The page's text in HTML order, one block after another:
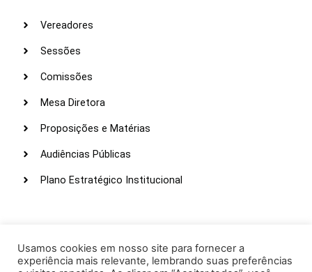
Vereadores
Sessões
Comissões
Mesa Diretora
Proposições e Matérias
Audiências Públicas
Plano Estratégico Institucional
Webmail
Usamos cookies em nosso site para fornecer a
experiência mais relevante, lembrando suas preferências